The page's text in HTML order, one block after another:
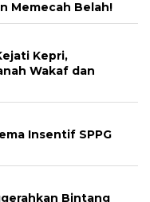
Memecah Belah!
Kepri,
Wakaf dan
Insentif SPPG
Bintang